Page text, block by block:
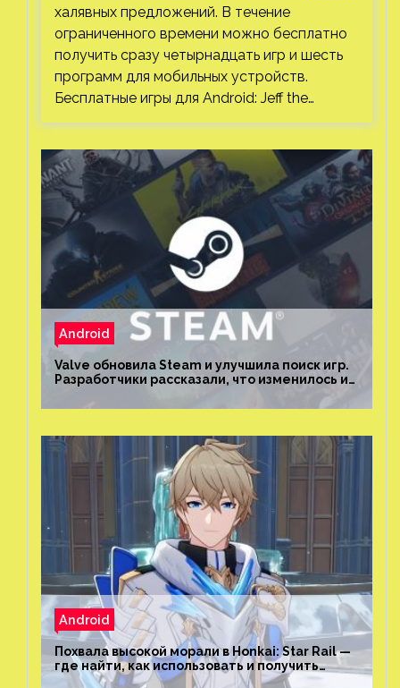
халявных предложений. В течение
ограниченного времени можно бесплатно
получить сразу четырнадцать игр и шесть
программ для мобильных устройств.
Бесплатные игры для Android: Jeff the…
Android
Valve обновила Steam и улучшила поиск игр.
Разработчики рассказали, что изменилось и
Android
Похвала высокой морали в Honkai: Star Rail —
где найти, как использовать и получить
скрытые достижения